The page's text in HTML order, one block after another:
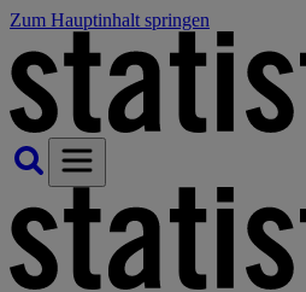
Zum Hauptinhalt springen